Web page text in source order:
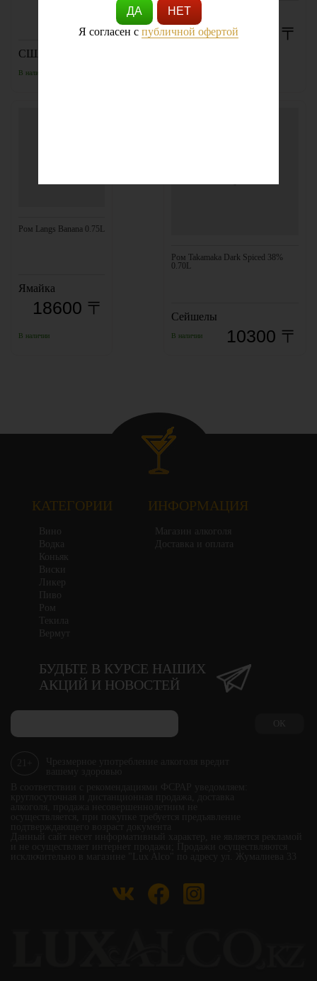
В наличии
США
11650 〒
Ром Langs Banana 0.75L
В наличии
Ямайка
18600 〒
Ром Takamaka Dark Spiced 38%
0.70L
В наличии
Сейшелы
10300 〒
КАТЕГОРИИ
Вино
Водка
Коньяк
Виски
Ликер
Пиво
Ром
Текила
Вермут
ИНФОРМАЦИЯ
Магазин алкоголя
Доставка и оплата
БУДЬТЕ В КУРСЕ НАШИХ
АКЦИЙ И НОВОСТЕЙ
ОК
ДА
НЕТ
Я согласен с публичной офертой